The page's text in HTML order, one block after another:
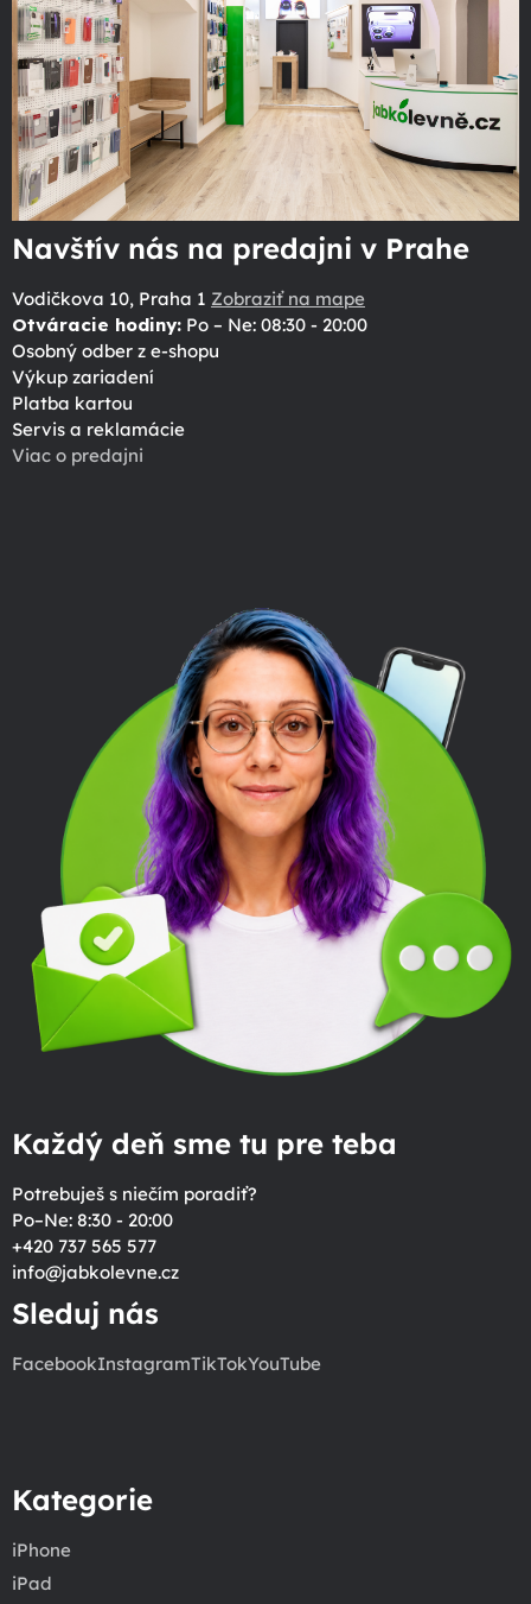
Navštív nás na predajni v Prahe
Vodičkova 10, Praha 1 Zobraziť na mape
Otváracie hodiny: Po – Ne: 08:30 - 20:00
Osobný odber z e-shopu
Výkup zariadení
Platba kartou
Servis a reklamácie
Viac o predajni
Každý deň sme tu pre teba
Potrebuješ s niečím poradiť?
Po–Ne: 8:30 - 20:00
+420 737 565 577
info@jabkolevne.cz
Sleduj nás
FacebookInstagramTikTokYouTube
Kategorie
iPhone
iPad